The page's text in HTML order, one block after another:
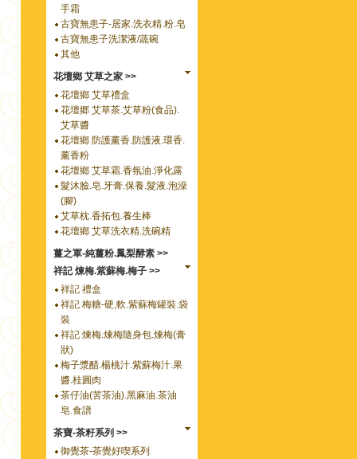
手霜
古寶無患子-居家.洗衣精.粉.皂
古寶無患子洗潔液/蔬碗
其他
花壇鄉 艾草之家 >>
花壇鄉 艾草禮盒
花壇郷 艾草茶.艾草粉(食品).
艾草醬
花壇鄉 防護薰香.防護液.環香.
薰香粉
花壇鄉 艾草霜.香氛油.淨化露
髮沐臉.皂.牙膏.保養.髮液.泡澡
(腳)
艾草枕.香拓包.養生棒
花壇鄉 艾草洗衣精.洗碗精
薑之軍-純薑粉.鳳梨酵素 >>
祥記 煉梅.紫蘇梅.梅子 >>
祥記 禮盒
祥記 梅糖-硬,軟.紫蘇梅罐裝.袋
裝
祥記 煉梅.煉梅隨身包.煉梅(膏
狀)
梅子漿醋.楊桃汁.紫蘇梅汁.果
醬.桂圓肉
茶仔油(苦茶油).黑麻油.茶油
皂.食譜
茶寶-茶籽系列 >>
御覺茶-茶覺好喫系列